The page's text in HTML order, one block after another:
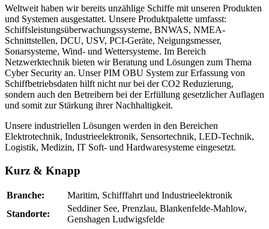
Weltweit haben wir bereits unzählige Schiffe mit unseren Produkten
und Systemen ausgestattet. Unsere Produktpalette umfasst:
Schiffsleistungsüberwachungssysteme, BNWAS, NMEA-
Schnittstellen, DCU, USV, PCI-Geräte, Neigungsmesser,
Sonarsysteme, Wind- und Wettersysteme. Im Bereich
Netzwerktechnik bieten wir Beratung und Lösungen zum Thema
Cyber Security an. Unser PIM OBU System zur Erfassung von
Schiffbetriebsdaten hilft nicht nur bei der CO2 Reduzierung,
sondern auch den Betreibern bei der Erfüllung gesetzlicher Auflagen
und somit zur Stärkung ihrer Nachhaltigkeit.
Unsere industriellen Lösungen werden in den Bereichen
Elektrotechnik, Industrieelektronik, Sensortechnik, LED-Technik,
Logistik, Medizin, IT Soft- und Hardwaresysteme eingesetzt.
Kurz & Knapp
Branche:
Maritim, Schifffahrt und Industrieelektronik
Standorte:
Seddiner See, Prenzlau, Blankenfelde-Mahlow,
Genshagen Ludwigsfelde